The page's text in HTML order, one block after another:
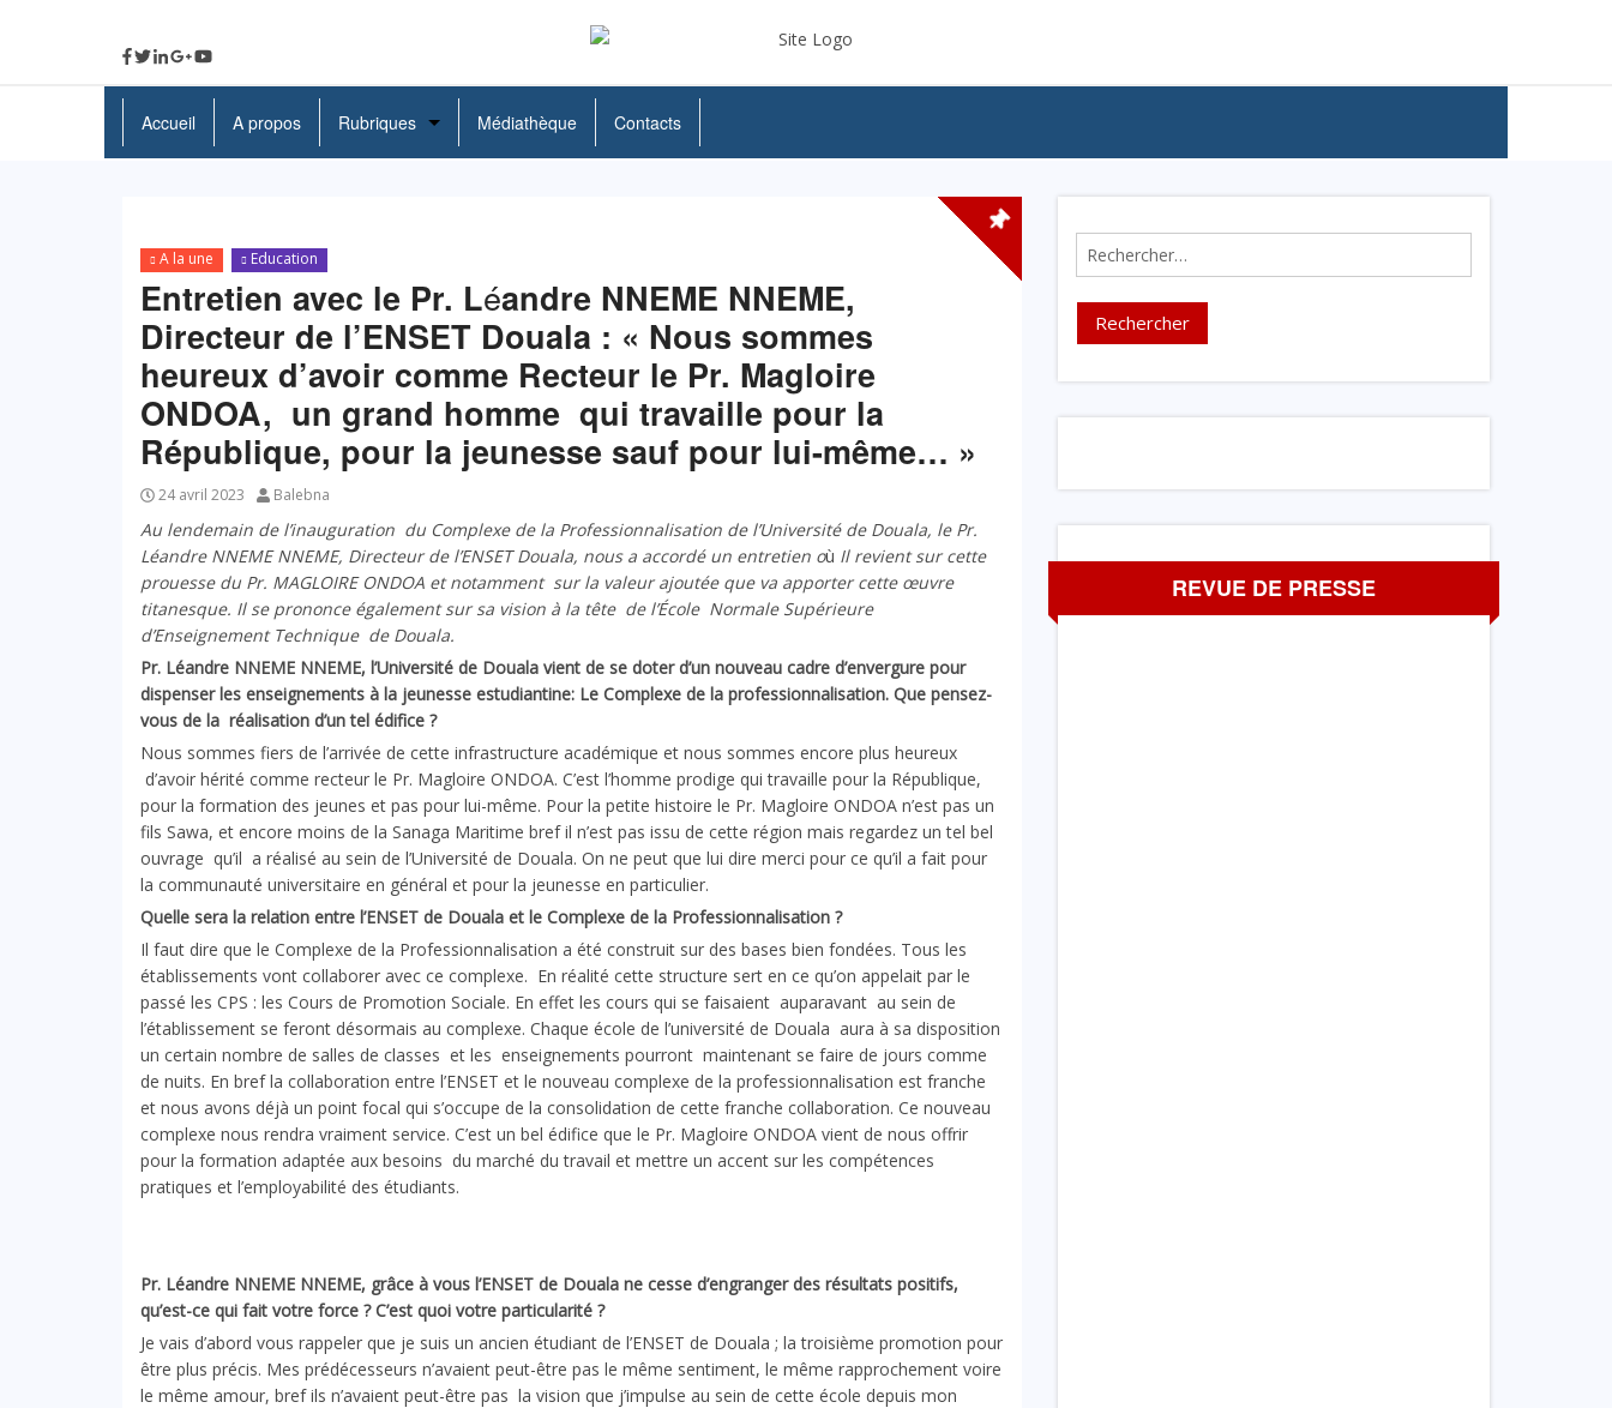
Accueil A propos Rubriques
Education
Société
Santé
Médiathèque Contacts
A la une Education
Entretien avec le Pr. Léandre NNEME NNEME,
Directeur de l’ENSET Douala : « Nous sommes
heureux d’avoir comme Recteur le Pr. Magloire
ONDOA, un grand homme qui travaille pour la
République, pour la jeunesse sauf pour lui-même… »
24 avril 2023 Balebna
Au lendemain de l’inauguration du Complexe de la Professionnalisation de l’Université de Douala, le Pr.
Léandre NNEME NNEME, Directeur de l’ENSET Douala, nous a accordé un entretien où Il revient sur cette
prouesse du Pr. MAGLOIRE ONDOA et notamment sur la valeur ajoutée que va apporter cette œuvre
titanesque. Il se prononce également sur sa vision à la tête de l’École Normale Supérieure
d’Enseignement Technique de Douala.
Pr. Léandre NNEME NNEME, l’Université de Douala vient de se doter d’un nouveau cadre d’envergure pour
dispenser les enseignements à la jeunesse estudiantine: Le Complexe de la professionnalisation. Que pensez-
vous de la réalisation d’un tel édifice ?
Nous sommes fiers de l’arrivée de cette infrastructure académique et nous sommes encore plus heureux
d’avoir hérité comme recteur le Pr. Magloire ONDOA. C’est l’homme prodige qui travaille pour la République,
pour la formation des jeunes et pas pour lui-même. Pour la petite histoire le Pr. Magloire ONDOA n’est pas un
fils Sawa, et encore moins de la Sanaga Maritime bref il n’est pas issu de cette région mais regardez un tel bel
ouvrage qu’il a réalisé au sein de l’Université de Douala. On ne peut que lui dire merci pour ce qu’il a fait pour
la communauté universitaire en général et pour la jeunesse en particulier.
Quelle sera la relation entre l’ENSET de Douala et le Complexe de la Professionnalisation ?
Il faut dire que le Complexe de la Professionnalisation a été construit sur des bases bien fondées. Tous les
établissements vont collaborer avec ce complexe. En réalité cette structure sert en ce qu’on appelait par le
passé les CPS : les Cours de Promotion Sociale. En effet les cours qui se faisaient auparavant au sein de
l’établissement se feront désormais au complexe. Chaque école de l’université de Douala aura à sa disposition
un certain nombre de salles de classes et les enseignements pourront maintenant se faire de jours comme
de nuits. En bref la collaboration entre l’ENSET et le nouveau complexe de la professionnalisation est franche
et nous avons déjà un point focal qui s’occupe de la consolidation de cette franche collaboration. Ce nouveau
complexe nous rendra vraiment service. C’est un bel édifice que le Pr. Magloire ONDOA vient de nous offrir
pour la formation adaptée aux besoins du marché du travail et mettre un accent sur les compétences
pratiques et l’employabilité des étudiants.
Pr. Léandre NNEME NNEME, grâce à vous l’ENSET de Douala ne cesse d’engranger des résultats positifs,
qu’est-ce qui fait votre force ? C’est quoi votre particularité ?
Je vais d’abord vous rappeler que je suis un ancien étudiant de l’ENSET de Douala ; la troisième promotion pour
être plus précis. Mes prédécesseurs n’avaient peut-être pas le même sentiment, le même rapprochement voire
le même amour, bref ils n’avaient peut-être pas la vision que j’impulse au sein de cette école depuis mon
Rechercher :
REVUE DE PRESSE